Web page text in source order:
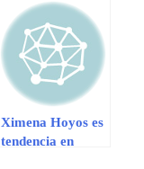
Ximena Hoyos es
tendencia en